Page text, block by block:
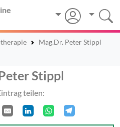
Mag.Dr. Peter Stippl
Stippl
teilen: